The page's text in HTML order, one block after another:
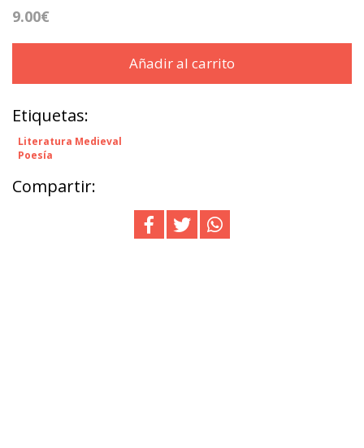
9.00€
Añadir al carrito
Etiquetas:
Literatura Medieval
Poesía
Compartir: